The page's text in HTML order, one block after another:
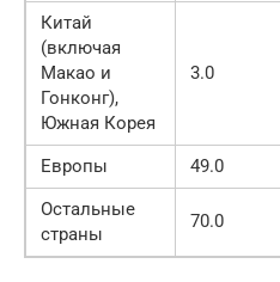
Китай
(включая
Макао и
Гонконг),
Южная Корея
3.0
Европы
49.0
Остальные
страны
70.0